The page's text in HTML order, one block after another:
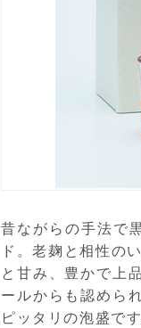
昔ながらの手法で
ド。老麹と相性の
と甘み、豊かで上
ールからも認めら
ピッタリの泡盛です